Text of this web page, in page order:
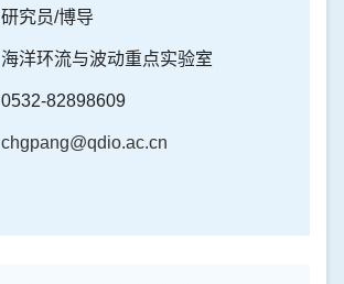
研究员/博导
海洋环流与波动重点实验室
0532-82898609
chgpang@qdio.ac.cn